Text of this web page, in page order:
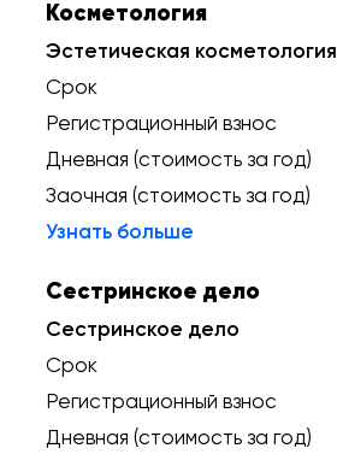
Косметология
Эстетическая косметология
Срок
Регистрационный взнос
Дневная (стоимость за год)
Заочная (стоимость за год)
Узнать больше
Сестринское дело
Сестринское дело
Срок
Регистрационный взнос
Дневная (стоимость за год)